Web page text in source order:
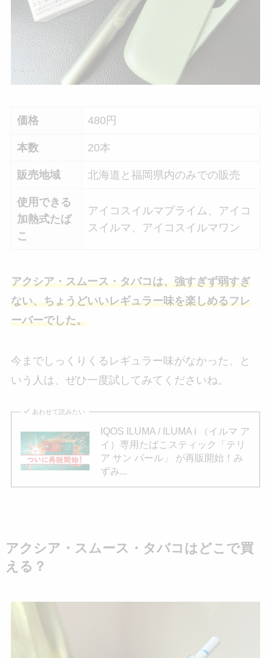
価格 480円
本数 20本
販売地域 北海道と福岡県内のみでの販売
使用できる
加熱式たば
こ
アイコスイルマプライム、アイコ
スイルマ、アイコスイルマワン
アクシア・スムース・タバコは、強すぎず弱すぎ
ない、ちょうどいいレギュラー味を楽しめるフレ
ーバーでした。
今までしっくりくるレギュラー味がなかった、と
いう人は、ぜひ一度試してみてくださいね。
あわせて読みたい
IQOS ILUMA / ILUMA i （イルマ ア
イ）専用たばこスティック「テリ
ア サン パール」 が再販開始！み
ずみ...
アクシア・スムース・タバコはどこで買
える？